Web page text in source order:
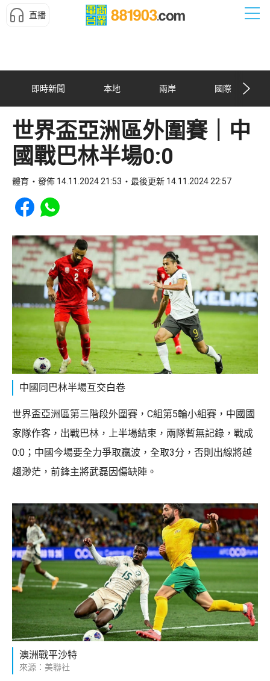
直播
即時新聞 本地 兩岸 國際
世界盃亞洲區外圍賽｜中
國戰巴林半場0:0
體育 發佈 14.11.2024 21:53 最後更新 14.11.2024 22:57
Share to Facebook
Share to WhatsApp
中國同巴林半場互交白卷
世界盃亞洲區第三階段外圍賽，C組第5輪小組賽，中國國
家隊作客，出戰巴林，上半場結束，兩隊暫無記錄，戰成
0:0；中國今場要全力爭取贏波，全取3分，否則出線將越
趨渺茫，前鋒主將武磊因傷缺陣。
澳洲戰平沙特
來源：美聯社